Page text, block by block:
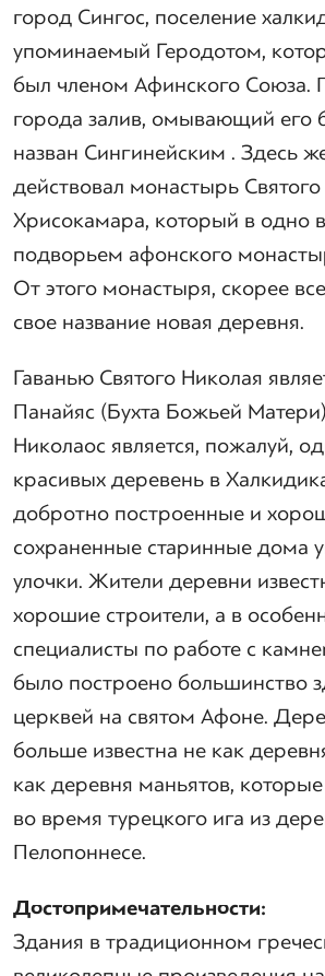
город Сингос, поселение
упоминаемый Геродотом,
был членом Афинского Союза.
города залив, омывающий его
назван Сингинейским . Здесь
действовал монастырь
Хрисокамара, который в одно
подворьем афонского
От этого монастыря, скорее
свое название новая деревня.
Гаванью Святого Николая
Панайяс (Бухта Божьей
Николаос является, пожалуй,
красивых деревень в
добротно построенные и
сохраненные старинные дома
улочки. Жители деревни
хорошие строители, а в
специалисты по работе с
было построено большинство
церквей на святом Афоне.
больше известна не как
как деревня маньятов,
во время турецкого ига из
Пелопоннесе.
Достопримечательности:
Здания в традиционном